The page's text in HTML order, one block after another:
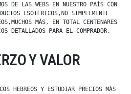
DE LAS WEBS EN NUESTRO PAÍS CON
ESOTÉRICOS,NO SIMPLEMENTE
MÁS, EN TOTAL CENTENARES
DETALLADOS PARA EL COMPRADOR.
Y VALOR
HEBREOS Y ESTUDIAR PRECIOS MÁS